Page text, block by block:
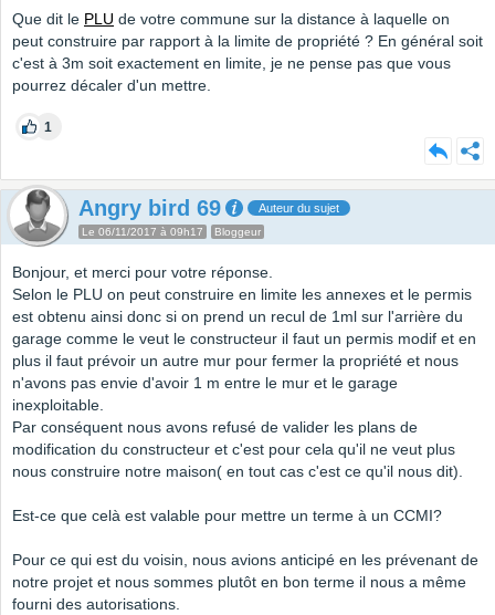
Que dit le PLU de votre commune sur la distance à laquelle on
peut construire par rapport à la limite de propriété ? En général soit
c'est à 3m soit exactement en limite, je ne pense pas que vous
pourrez décaler d'un mettre.
1
Angry bird 69 Auteur du sujet
Le 06/11/2017 à 09h17 Bloggeur
Bonjour, et merci pour votre réponse.
Selon le PLU on peut construire en limite les annexes et le permis
est obtenu ainsi donc si on prend un recul de 1ml sur l'arrière du
garage comme le veut le constructeur il faut un permis modif et en
plus il faut prévoir un autre mur pour fermer la propriété et nous
n'avons pas envie d'avoir 1 m entre le mur et le garage
inexploitable.
Par conséquent nous avons refusé de valider les plans de
modification du constructeur et c'est pour cela qu'il ne veut plus
nous construire notre maison( en tout cas c'est ce qu'il nous dit).
Est-ce que celà est valable pour mettre un terme à un CCMI?
Pour ce qui est du voisin, nous avions anticipé en les prévenant de
notre projet et nous sommes plutôt en bon terme il nous a même
fourni des autorisations.